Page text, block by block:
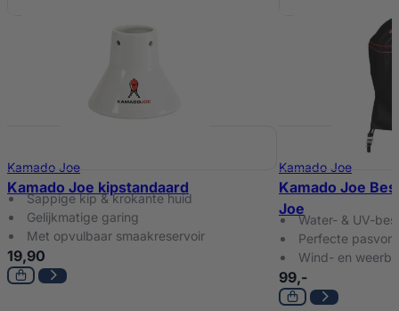
Kamado Joe
Kamado Joe kipstandaard
Sappige kip & krokante huid
Gelijkmatige garing
Met opvulbaar smaakreservoir
19,90
Kamado Joe
Kamado Joe
Joe
Water- & UV-
Perfecte
Wind- en
99,-